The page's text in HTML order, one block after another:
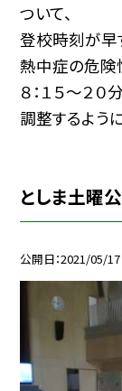
ついて、
登校時刻が早
熱中症の危険
８：１５〜２
調整するよう
としま土曜
公開日 2021/05/17